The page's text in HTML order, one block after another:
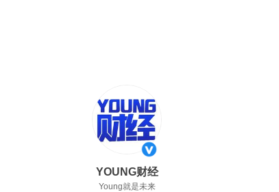
YOUNG财经
Young就是未来